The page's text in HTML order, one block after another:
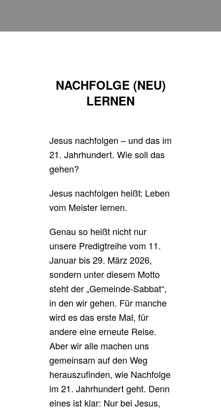
NACHFOLGE (NEU)
LERNEN
Jesus nachfolgen – und das im
21. Jahrhundert. Wie soll das
gehen?
Jesus nachfolgen heißt: Leben
vom Meister lernen.
Genau so heißt nicht nur
unsere Predigtreihe vom 11.
Januar bis 29. März 2026,
sondern unter diesem Motto
steht der „Gemeinde-Sabbat“,
in den wir gehen. Für manche
wird es das erste Mal, für
andere eine erneute Reise.
Aber wir alle machen uns
gemeinsam auf den Weg
herauszufinden, wie Nachfolge
im 21. Jahrhundert geht. Denn
eines ist klar: Nur bei Jesus,